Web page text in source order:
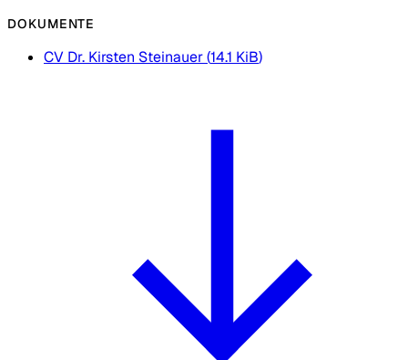
DOKUMENTE
CV Dr. Kirsten Steinauer(14.1 KiB)